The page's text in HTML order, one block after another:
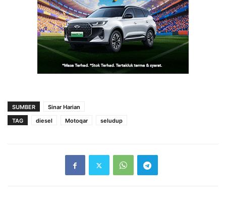
SUMBER
Sinar Harian
TAG
diesel Motoqar seludup